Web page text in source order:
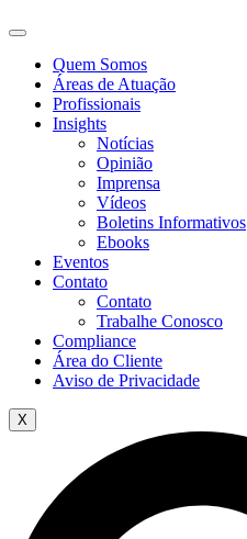
Quem Somos
Áreas de Atuação
Profissionais
Insights
Notícias
Opinião
Imprensa
Vídeos
Boletins Informativos
Ebooks
Eventos
Contato
Contato
Trabalhe Conosco
Compliance
Área do Cliente
Aviso de Privacidade
X